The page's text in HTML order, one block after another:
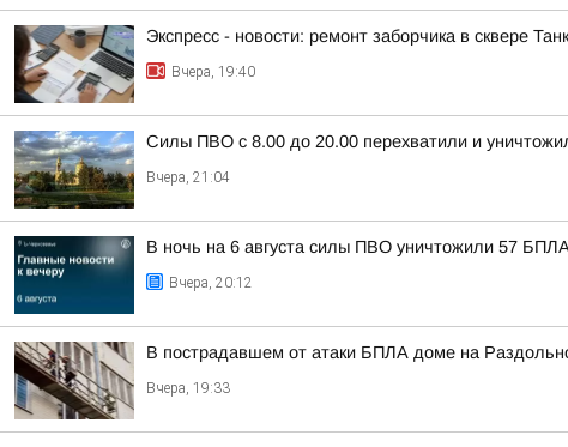
Экспресс - новости: ремонт заборчика в сквере
Вчера, 19:40
Силы ПВО с 8.00 до 20.00 перехватили и
Вчера, 21:04
В ночь на 6 августа силы ПВО уничтожили 57
Вчера, 20:12
В пострадавшем от атаки БПЛА доме на
Вчера, 19:33